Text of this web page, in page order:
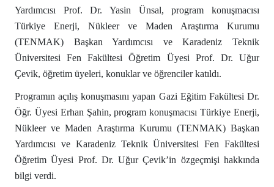
Yardımcısı Prof. Dr. Yasin Ünsal, program konuşmacısı
Türkiye Enerji, Nükleer ve Maden Araştırma Kurumu
(TENMAK) Başkan Yardımcısı ve Karadeniz Teknik
Üniversitesi Fen Fakültesi Öğretim Üyesi Prof. Dr. Uğur
Çevik, öğretim üyeleri, konuklar ve öğrenciler katıldı.
Programın açılış konuşmasını yapan Gazi Eğitim Fakültesi Dr.
Öğr. Üyesi Erhan Şahin, program konuşmacısı Türkiye Enerji,
Nükleer ve Maden Araştırma Kurumu (TENMAK) Başkan
Yardımcısı ve Karadeniz Teknik Üniversitesi Fen Fakültesi
Öğretim Üyesi Prof. Dr. Uğur Çevik’in özgeçmişi hakkında
bilgi verdi.